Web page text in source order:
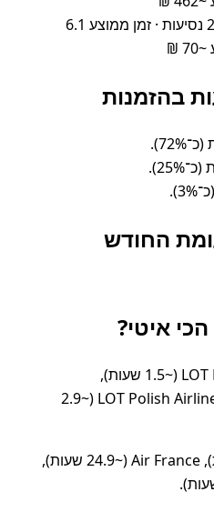
מפעיל #52053 – 28 נסיעות · זמן ממוצע 6.1
₪
בהזמנות
החודש
איטי?
LOT Polish Airlines (~1.5 שעות),
RegioJet (~2.6 שעות), LOT Polish Airlines (~2.9
Toks (~33 שעות), Air France (~24.9 שעות),